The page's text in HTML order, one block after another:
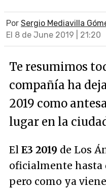
Por Sergio Mediavilla
El 8 de June 2019 | 21:20
Te resumimos
compañía ha
2019 como
lugar en la
El E3 2019 de Los
oficialmente hasta
pero como ya